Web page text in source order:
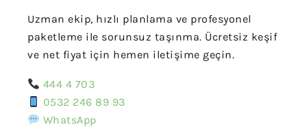
Uzman ekip, hızlı planlama ve profesyonel
paketleme ile sorunsuz taşınma. Ücretsiz keşif
ve net fiyat için hemen iletişime geçin.
444 4 703
0532 246 89 93
WhatsApp